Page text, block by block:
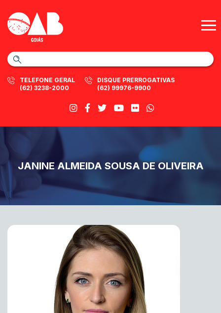
TELEFONE GERAL
(62) 3238-2000
DISQUE PRERROGATIVAS
(62) 99976-9900
JANINE ALMEIDA SOUSA DE OLIVEIRA